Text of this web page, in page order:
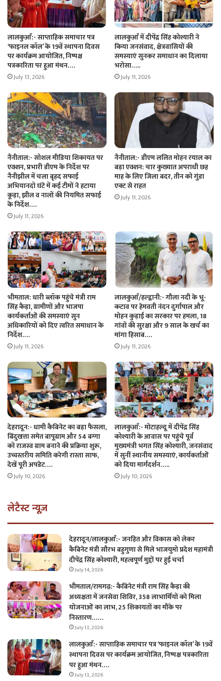
लालकुआँ:- साप्ताहिक समाचार पत्र
‘फाइनल कॉल’ के 19वें स्थापना दिवस
पर कार्यक्रम आयोजित, निष्पक्ष
पत्रकारिता पर हुआ मंथन….
July 13, 2026
लालकुआँ में दीपेंद्र सिंह कोश्यारी ने
किया जनसंवाद, क्षेत्रवासियों की
समस्याएं सुनकर समाधान का दिलाया
भरोसा…..
July 11, 2026
नैनीताल:- सोशल मीडिया शिकायत पर
एक्शन, प्रभारी डीएम के निर्देश पर
नैनीझील में चला बृहद सफाई
अभियानदो घंटे में कई टीमों ने हटाया
कूड़ा, झील व नालों की नियमित सफाई
के निर्देश….
July 11, 2026
नैनीताल:- डीएम ललित मोहन रयाल का
बड़ा एक्शन: चार कुख्यात अपराधी छह
माह के लिए जिला बदर, तीन को गुंडा
एक्ट से राहत
July 11, 2026
भीमताल: धारी ब्लॉक पहुंचे मंत्री राम
सिंह कैड़ा, ग्रामीणों और भाजपा
कार्यकर्ताओं की समस्याएं सुन
अधिकारियों को दिए त्वरित समाधान के
निर्देश….
July 11, 2026
लालकुआँ/हल्द्वानी:- गौला नदी के भू-
कटाव पर हेमवती नंदन दुर्गापाल और
मोहन कुड़ाई का सरकार पर हमला, 18
गांवों की सुरक्षा और 9 साल के खर्च का
मांगा हिसाब….
July 11, 2026
देहरादून:- धामी कैबिनेट का बड़ा फैसला,
बिंदुखत्ता समेत बापूग्राम और 54 बग्गा
को राजस्व ग्राम बनाने की प्रक्रिया शुरू,
उच्चस्तरीय समिति करेगी रास्ता साफ,
देखें पूरी अपडेट….
July 10, 2026
लालकुआँ:- मोटाहल्दू में दीपेंद्र सिंह
कोश्यारी के आवास पर पहुंचे पूर्व
मुख्यमंत्री भगत सिंह कोश्यारी, जनसंवाद
में सुनीं स्थानीय समस्याएं, कार्यकर्ताओं
को दिया मार्गदर्शन…..
July 10, 2026
लेटैस्ट न्यूज़
देहरादून/लालकुआँ:- जनहित और विकास को लेकर
कैबिनेट मंत्री सौरभ बहुगुणा से मिले भाजयुमो प्रदेश महामंत्री
दीपेंद्र सिंह कोश्यारी, महत्वपूर्ण मुद्दों पर हुई चर्चा
July 14, 2026
भीमताल/रामगढ़:- कैबिनेट मंत्री राम सिंह कैड़ा की
अध्यक्षता में जनसेवा शिविर, 358 लाभार्थियों को मिला
योजनाओं का लाभ, 25 शिकायतों का मौके पर
निस्तारण……
July 13, 2026
लालकुआँ:- साप्ताहिक समाचार पत्र ‘फाइनल कॉल’ के 19वें
स्थापना दिवस पर कार्यक्रम आयोजित, निष्पक्ष पत्रकारिता
पर हुआ मंथन….
July 13, 2026